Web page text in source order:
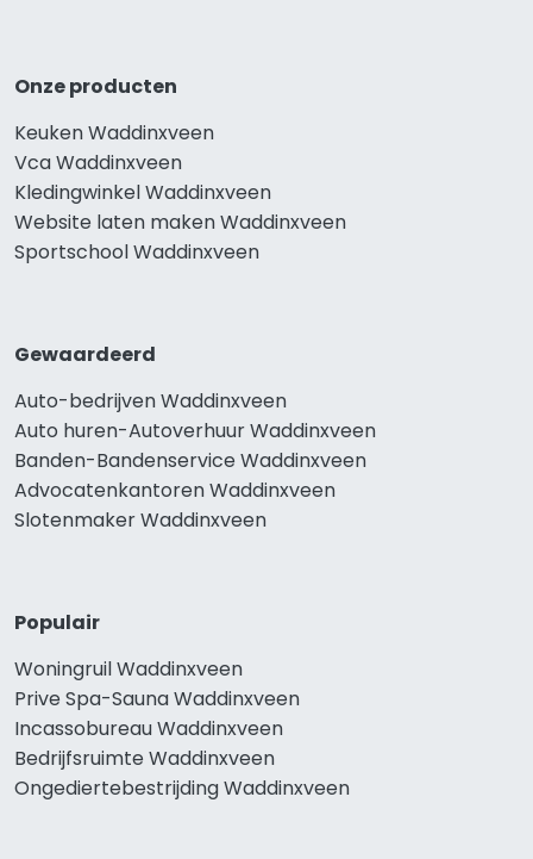
Onze producten
Keuken Waddinxveen
Vca Waddinxveen
Kledingwinkel Waddinxveen
Website laten maken Waddinxveen
Sportschool Waddinxveen
Gewaardeerd
Auto-bedrijven Waddinxveen
Auto huren-Autoverhuur Waddinxveen
Banden-Bandenservice Waddinxveen
Advocatenkantoren Waddinxveen
Slotenmaker Waddinxveen
Populair
Woningruil Waddinxveen
Prive Spa-Sauna Waddinxveen
Incassobureau Waddinxveen
Bedrijfsruimte Waddinxveen
Ongediertebestrijding Waddinxveen